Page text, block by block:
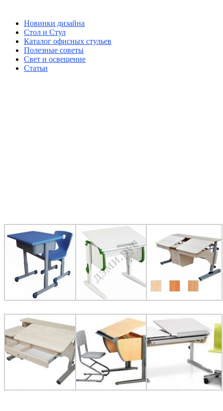
Новинки дизайна
Стол и Стул
Каталог офисных стульев
Полезные советы
Свет и освещение
Статьи